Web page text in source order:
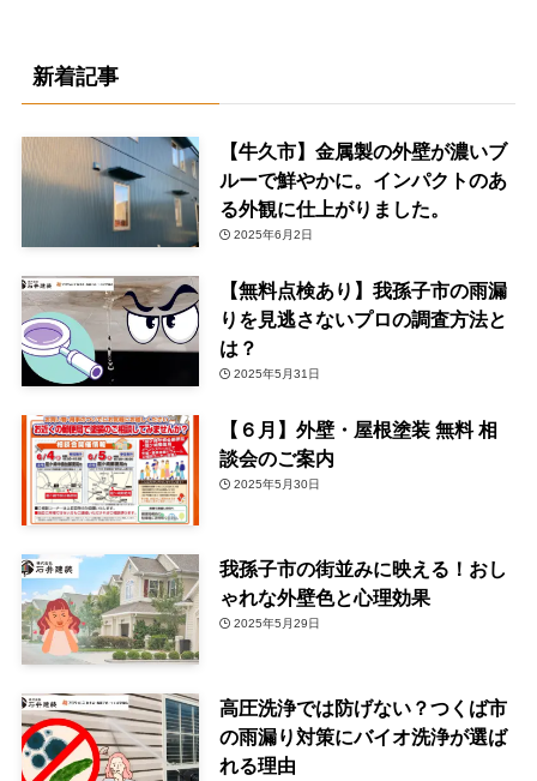
新着記事
【牛久市】金属製の外壁が濃いブ
ルーで鮮やかに。インパクトのあ
る外観に仕上がりました。
2025年6月2日
【無料点検あり】我孫子市の雨漏
りを見逃さないプロの調査方法と
は？
2025年5月31日
【６月】外壁・屋根塗装 無料 相
談会のご案内
2025年5月30日
我孫子市の街並みに映える！おし
ゃれな外壁色と心理効果
2025年5月29日
高圧洗浄では防げない？つくば市
の雨漏り対策にバイオ洗浄が選ば
れる理由